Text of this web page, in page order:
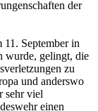
der
11. September in
wurde, gelingt, die
zu
und anderswo
sehr viel
einen